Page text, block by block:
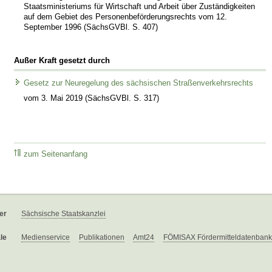
Staatsministeriums für Wirtschaft und Arbeit über Zuständigkeiten
auf dem Gebiet des Personenbeförderungsrechts vom 12.
September 1996 (SächsGVBl. S. 407)
Außer Kraft gesetzt durch
Gesetz zur Neuregelung des sächsischen Straßenverkehrsrechts
vom 3. Mai 2019 (SächsGVBl. S. 317)
zum Seitenanfang
Sächsische Staatskanzlei
Medienservice Publikationen Amt24 FÖMISAX Fördermitteldatenbank